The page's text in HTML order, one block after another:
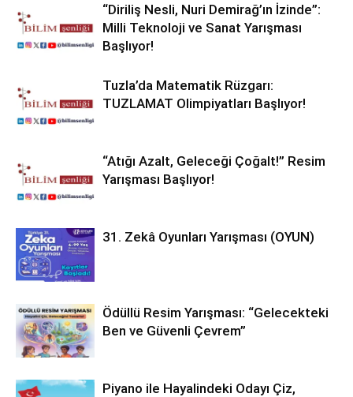
“Diriliş Nesli, Nuri Demirağ’ın İzinde”:
Milli Teknoloji ve Sanat Yarışması
Başlıyor!
Tuzla’da Matematik Rüzgarı:
TUZLAMAT Olimpiyatları Başlıyor!
“Atığı Azalt, Geleceği Çoğalt!” Resim
Yarışması Başlıyor!
31. Zekâ Oyunları Yarışması (OYUN)
Ödüllü Resim Yarışması: “Gelecekteki
Ben ve Güvenli Çevrem”
Piyano ile Hayalindeki Odayı Çiz,